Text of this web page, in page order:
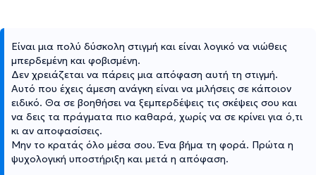
Είναι μια πολύ δύσκολη στιγμή και είναι λογικό να νιώθεις
μπερδεμένη και φοβισμένη.
Δεν χρειάζεται να πάρεις μια απόφαση αυτή τη στιγμή.
Αυτό που έχεις άμεση ανάγκη είναι να μιλήσεις σε κάποιον
ειδικό. Θα σε βοηθήσει να ξεμπερδέψεις τις σκέψεις σου και
να δεις τα πράγματα πιο καθαρά, χωρίς να σε κρίνει για ό,τι
κι αν αποφασίσεις.
Μην το κρατάς όλο μέσα σου. Ένα βήμα τη φορά. Πρώτα η
ψυχολογική υποστήριξη και μετά η απόφαση.